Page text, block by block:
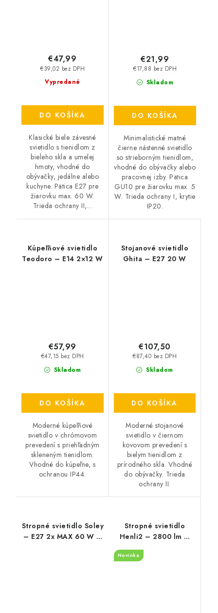
Vypredané
€39,02 bez DPH
€47,99
DO KOŠÍKA
Klasické biele závesné
svietidlo s tienidlom z
bieleho skla a umelej
hmoty, vhodné do
obývačky, jedálne alebo
kuchyne. Pätica E27 pre
žiarovku max. 60 W.
Trieda ochrany II,...
Skladom
€17,88 bez DPH
€21,99
DO KOŠÍKA
Minimalistické matné
čierne nástenné svietidlo
so strieborným tienidlom,
vhodné do obývačky alebo
pracovnej izby. Pätica
GU10 pre žiarovku max. 5
W. Trieda ochrany I, krytie
IP20.
Kúpeľňové svietidlo
Teodoro – E14 2×12 W
Skladom
€47,15 bez DPH
€57,99
DO KOŠÍKA
Moderné kúpeľňové
svietidlo v chrómovom
prevedení s priehľadným
skleneným tienidlom.
Vhodné do kúpeľne, s
ochranou IP44.
Stojanové svietidlo
Ghita – E27 20 W
Skladom
€87,40 bez DPH
€107,50
DO KOŠÍKA
Moderné stojanové
svietidlo v čiernom
kovovom prevedení s
bielym tienidlom z
prírodného skla. Vhodné
do obývačky. Trieda
ochrany II.
Stropné svietidlo Soley
– E27 2x MAX 60 W –
Stropné svietidlo
Henli2 – 2800 lm –
Novinka